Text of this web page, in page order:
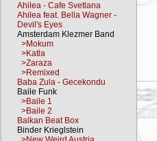
Ahilea - Cafe Svetlana
Ahilea feat. Bella Wagner -
Devil's Eyes
Amsterdam Klezmer Band
>Mokum
>Katla
>Zaraza
>Remixed
Baba Zula - Gecekondu
Baile Funk
>Baile 1
>Baile 2
Balkan Beat Box
Binder Krieglstein